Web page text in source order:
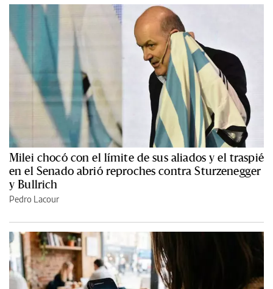
Milei chocó con el límite de sus aliados y el traspié
en el Senado abrió reproches contra Sturzenegger
y Bullrich
Pedro Lacour